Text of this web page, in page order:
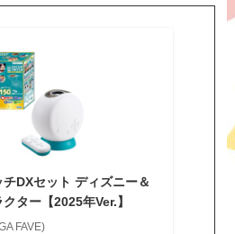
チDXセット ディズニー＆
ター【2025年Ver.】
FAVE)